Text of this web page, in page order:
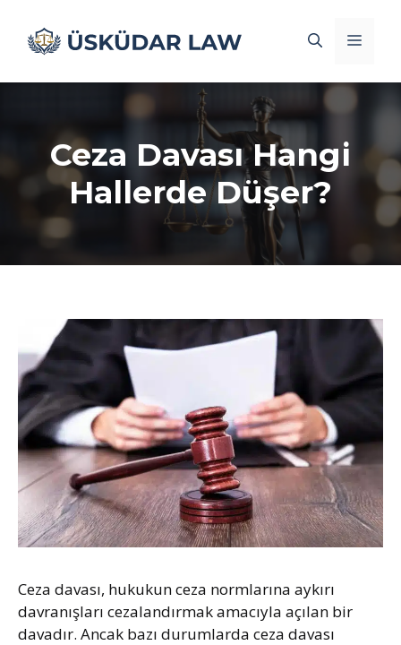
Ceza Davası Hangi
Hallerde Düşer?
Ceza davası, hukukun ceza normlarına aykırı
davranışları cezalandırmak amacıyla açılan bir
davadır. Ancak bazı durumlarda ceza davası